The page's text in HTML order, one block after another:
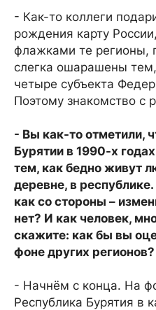
- Как-то коллеги
рождения карту
флажками те регионы,
слегка ошарашены тем,
четыре субъекта
Поэтому знакомство с
- Вы как-то отметили,
Бурятии в 1990-х
тем, как бедно живут
деревне, в
как со стороны –
нет? И как человек,
скажите: как бы вы
фоне других регионов?
- Начнём с конца. На
Республика Бурятия в